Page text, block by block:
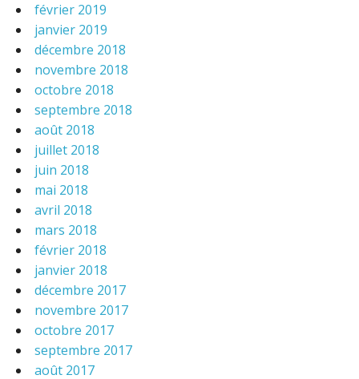
février 2019
janvier 2019
décembre 2018
novembre 2018
octobre 2018
septembre 2018
août 2018
juillet 2018
juin 2018
mai 2018
avril 2018
mars 2018
février 2018
janvier 2018
décembre 2017
novembre 2017
octobre 2017
septembre 2017
août 2017